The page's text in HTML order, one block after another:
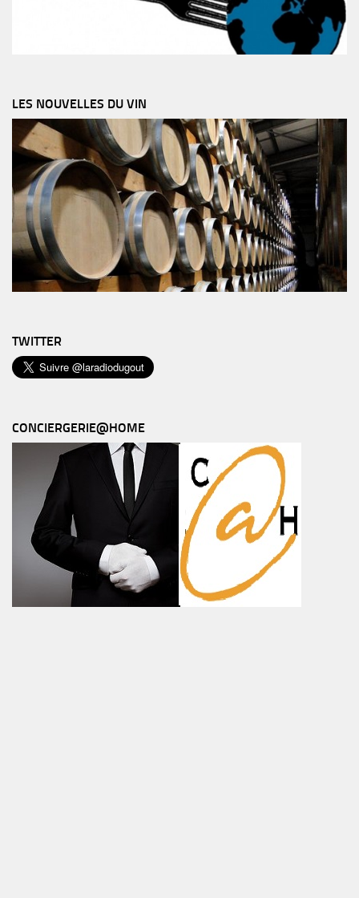
LES NOUVELLES DU VIN
TWITTER
CONCIERGERIE@HOME